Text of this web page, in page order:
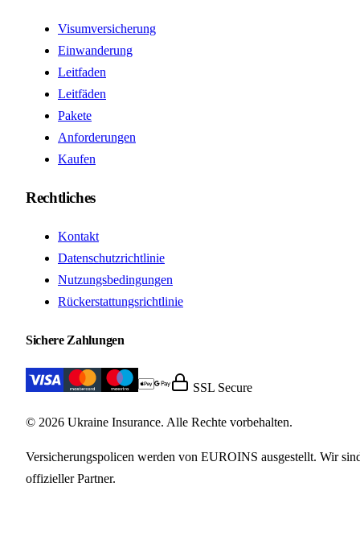
Visumversicherung
Einwanderung
Leitfaden
Leitfäden
Pakete
Anforderungen
Kaufen
Rechtliches
Kontakt
Datenschutzrichtlinie
Nutzungsbedingungen
Rückerstattungsrichtlinie
Sichere Zahlungen
SSL Secure
© 2026 Ukraine Insurance. Alle Rechte vorbehalten.
Versicherungspolicen werden von EUROINS ausgestellt. Wir
offizieller Partner.